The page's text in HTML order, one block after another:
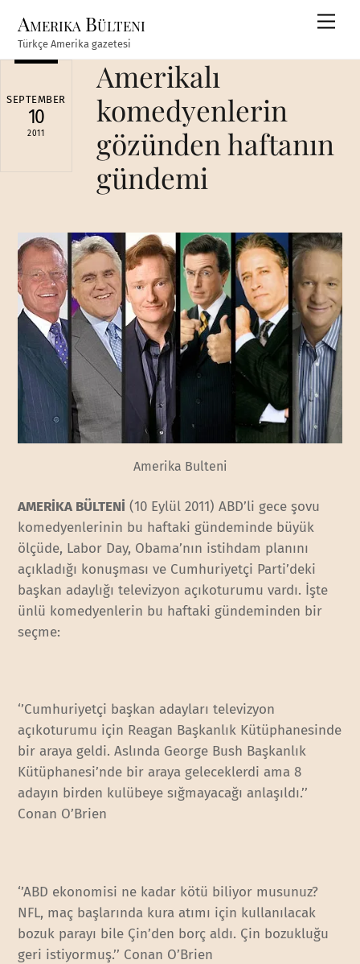
content
Amerika Bülteni
Türkçe Amerika gazetesi
SEPTEMBER
10
2011
Amerikalı
komedyenlerin
gözünden haftanın
gündemi
Amerika Bulteni
AMERİKA BÜLTENİ (10 Eylül 2011) ABD’li gece şovu
komedyenlerinin bu haftaki gündeminde büyük
ölçüde, Labor Day, Obama’nın istihdam planını
açıkladığı konuşması ve Cumhuriyetçi Parti’deki
başkan adaylığı televizyon açıkoturumu vardı. İşte
ünlü komedyenlerin bu haftaki gündeminden bir
seçme:
‘’Cumhuriyetçi başkan adayları televizyon
açıkoturumu için Reagan Başkanlık Kütüphanesinde
bir araya geldi. Aslında George Bush Başkanlık
Kütüphanesi’nde bir araya geleceklerdi ama 8
adayın birden kulübeye sığmayacağı anlaşıldı.’’
Conan O’Brien
‘’ABD ekonomisi ne kadar kötü biliyor musunuz?
NFL, maç başlarında kura atımı için kullanılacak
bozuk parayı bile Çin’den borç aldı. Çin bozukluğu
geri istiyormuş.’’ Conan O’Brien